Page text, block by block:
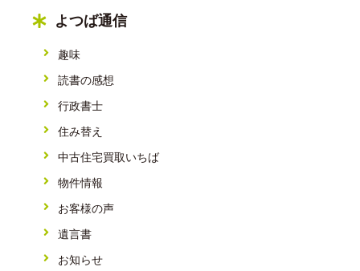
よつば通信
趣味
読書の感想
行政書士
住み替え
中古住宅買取いちば
物件情報
お客様の声
遺言書
お知らせ